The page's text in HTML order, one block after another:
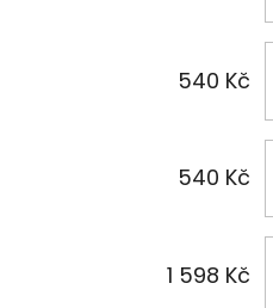
540 Kč
540 Kč
1 598 Kč